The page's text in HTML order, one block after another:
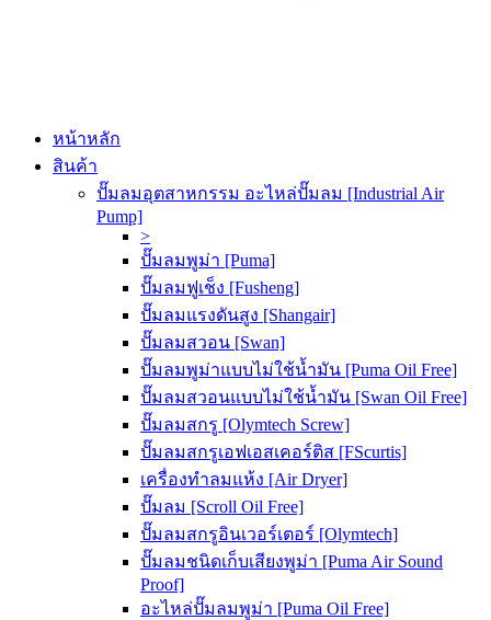
หน้าหลัก
สินค้า
ปั๊มลมอุตสาหกรรม อะไหล่ปั๊มลม [Industrial Air
Pump]
>
ปั๊มลมพูม่า [Puma]
ปั๊มลมฟูเช็ง [Fusheng]
ปั๊มลมแรงดันสูง [Shangair]
ปั๊มลมสวอน [Swan]
ปั๊มลมพูม่าแบบไม่ใช้น้ำมัน [Puma Oil Free]
ปั๊มลมสวอนแบบไม่ใช้น้ำมัน [Swan Oil Free]
ปั๊มลมสกรู [Olymtech Screw]
ปั๊มลมสกรูเอฟเอสเคอร์ติส [FScurtis]
เครื่องทำลมแห้ง [Air Dryer]
ปั๊มลม [Scroll Oil Free]
ปั๊มลมสกรูอินเวอร์เตอร์ [Olymtech]
ปั๊มลมชนิดเก็บเสียงพูม่า [Puma Air Sound
Proof]
อะไหล่ปั๊มลมพูม่า [Puma Oil Free]